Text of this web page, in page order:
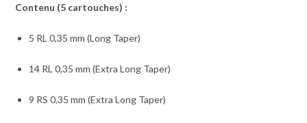
Contenu (5 cartouches) :
5 RL 0,35 mm (Long Taper)
14 RL 0,35 mm (Extra Long Taper)
9 RS 0,35 mm (Extra Long Taper)